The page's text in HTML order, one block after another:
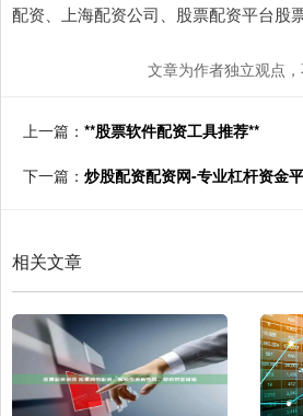
配资、上海配资公司、股票配资平台股
文章为作者独立观点
上一篇： **股票软件配资工具推荐**
下一篇： 炒股配资配资网-专业杠杆资金
相关文章